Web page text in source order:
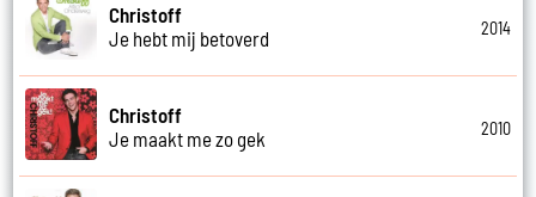
Christoff
Je hebt mij betoverd
2014
Christoff
Je maakt me zo gek
2010